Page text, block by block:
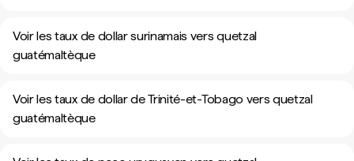
Voir les taux de dollar surinamais vers quetzal
guatémaltèque
Voir les taux de dollar de Trinité-et-Tobago vers quetzal
guatémaltèque